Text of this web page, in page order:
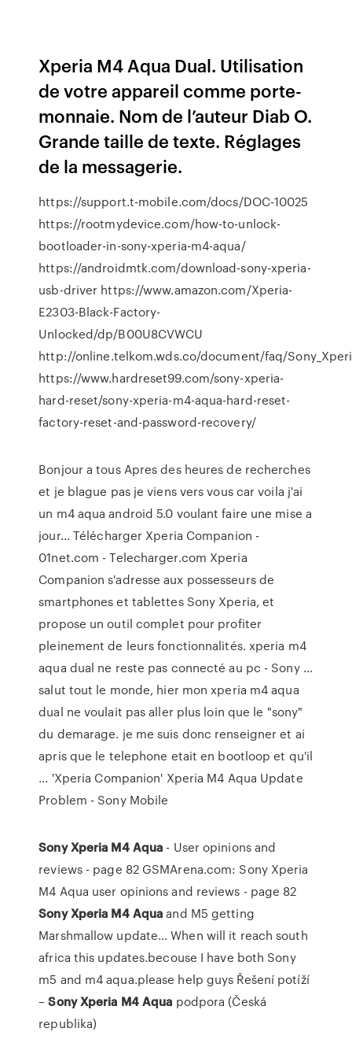
Xperia M4 Aqua Dual. Utilisation
de votre appareil comme porte-
monnaie. Nom de l’auteur Diab O.
Grande taille de texte. Réglages
de la messagerie.
https://support.t-mobile.com/docs/DOC-10025
https://rootmydevice.com/how-to-unlock-
bootloader-in-sony-xperia-m4-aqua/
https://androidmtk.com/download-sony-xperia-
usb-driver https://www.amazon.com/Xperia-
E2303-Black-Factory-
Unlocked/dp/B00U8CVWCU
http://online.telkom.wds.co/document/faq/
https://www.hardreset99.com/sony-xperia-
hard-reset/sony-xperia-m4-aqua-hard-reset-
factory-reset-and-password-recovery/
Bonjour a tous Apres des heures de recherches
et je blague pas je viens vers vous car voila j'ai
un m4 aqua android 5.0 voulant faire une mise a
jour... Télécharger Xperia Companion -
01net.com - Telecharger.com Xperia
Companion s'adresse aux possesseurs de
smartphones et tablettes Sony Xperia, et
propose un outil complet pour profiter
pleinement de leurs fonctionnalités. xperia m4
aqua dual ne reste pas connecté au pc - Sony ...
salut tout le monde, hier mon xperia m4 aqua
dual ne voulait pas aller plus loin que le "sony"
du demarage. je me suis donc renseigner et ai
apris que le telephone etait en bootloop et qu'il
... 'Xperia Companion' Xperia M4 Aqua Update
Problem - Sony Mobile
Sony Xperia M4 Aqua - User opinions and
reviews - page 82GSMArena.com: Sony Xperia
M4 Aqua user opinions and reviews - page 82
Sony Xperia M4 Aquaand M5 getting
Marshmallow update… When will it reach south
africa this updates.becouse I have both Sony
m5 and m4 aqua.please help guys Řešení potíží
–Sony Xperia M4Aqua podpora (Česká
republika)